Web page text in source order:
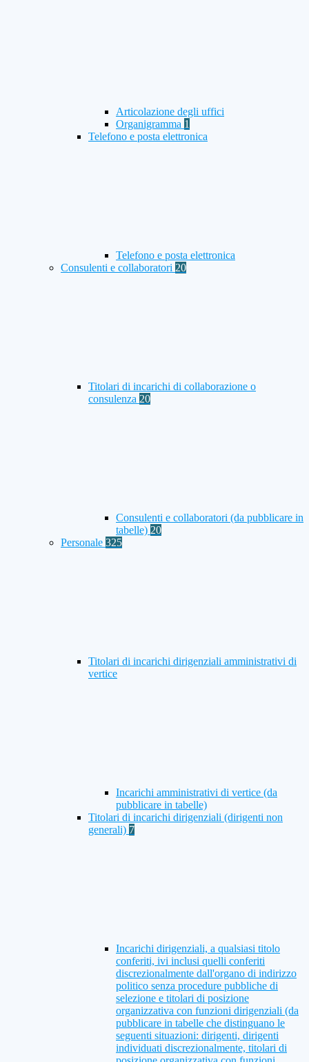
Articolazione degli uffici
Organigramma 1
Telefono e posta elettronica
Telefono e posta elettronica
Consulenti e collaboratori 20
Titolari di incarichi di collaborazione o
consulenza 20
Consulenti e collaboratori (da pubblicare in
tabelle) 20
Personale 325
Titolari di incarichi dirigenziali amministrativi di
vertice
Incarichi amministrativi di vertice (da
pubblicare in tabelle)
Titolari di incarichi dirigenziali (dirigenti non
generali) 7
Incarichi dirigenziali, a qualsiasi titolo
conferiti, ivi inclusi quelli conferiti
discrezionalmente dall'organo di indirizzo
politico senza procedure pubbliche di
selezione e titolari di posizione
organizzativa con funzioni dirigenziali (da
pubblicare in tabelle che distinguano le
seguenti situazioni: dirigenti, dirigenti
individuati discrezionalmente, titolari di